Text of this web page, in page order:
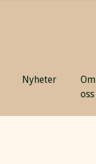
Nyheter
Om
oss